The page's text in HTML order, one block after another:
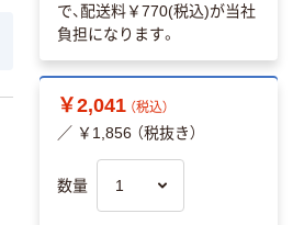
で、配送料￥770(税込)が当社
負担になります。
￥2,041 （税込）
／ ￥1,856 （税抜き）
数量